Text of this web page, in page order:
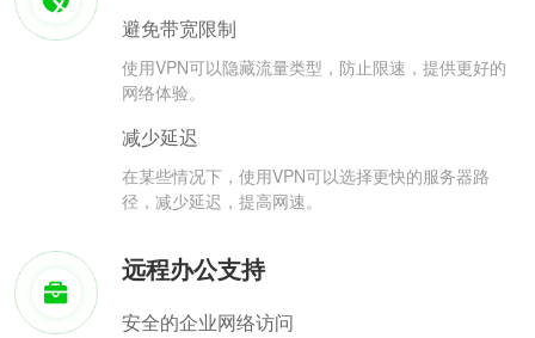
避免带宽限制
使用VPN可以隐藏流量类型，防止限速，提供更好的
网络体验。
减少延迟
在某些情况下，使用VPN可以选择更快的服务器路
径，减少延迟，提高网速。
远程办公支持
安全的企业网络访问